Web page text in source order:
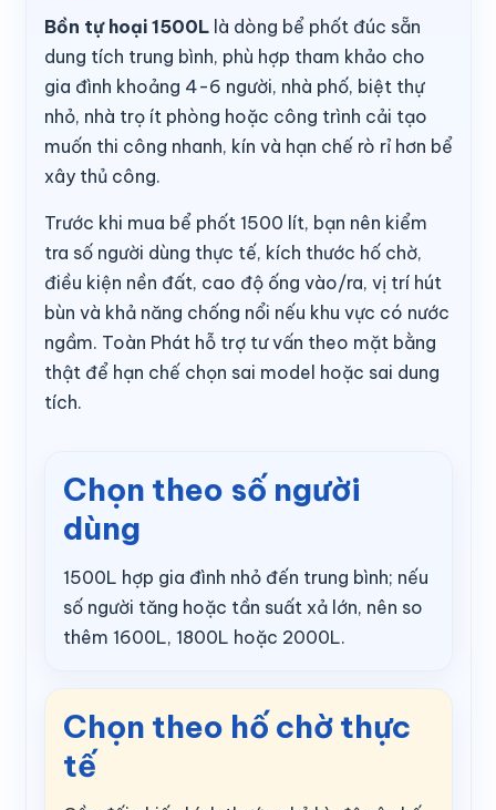
Bồn tự hoại 1500Llà dòng bể phốt đúc sẵn
dung tích trung bình, phù hợp tham khảo cho
gia đình khoảng 4-6 người, nhà phố, biệt thự
nhỏ, nhà trọ ít phòng hoặc công trình cải tạo
muốn thi công nhanh, kín và hạn chế rò rỉ hơn bể
xây thủ công.
Trước khi mua bể phốt 1500 lít, bạn nên kiểm
tra số người dùng thực tế, kích thước hố chờ,
điều kiện nền đất, cao độ ống vào/ra, vị trí hút
bùn và khả năng chống nổi nếu khu vực có nước
ngầm. Toàn Phát hỗ trợ tư vấn theo mặt bằng
thật để hạn chế chọn sai model hoặc sai dung
tích.
Chọn theo số người
dùng
1500L hợp gia đình nhỏ đến trung bình; nếu
số người tăng hoặc tần suất xả lớn, nên so
thêm 1600L, 1800L hoặc 2000L.
Chọn theo hố chờ thực
tế